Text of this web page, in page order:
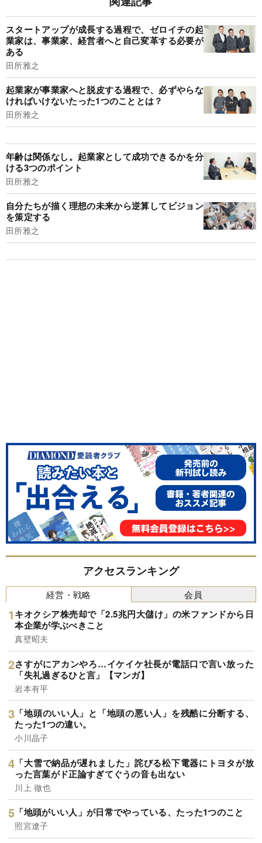
スタートアップが成長する過程で、ゼロイチの起
業家は、事業家、経営者へと自己変革する必要が
ある
田所雅之
起業家が事業家へと脱皮する過程で、必ずやらな
ければいけないたった1つのこととは？
田所雅之
年齢は関係なし。起業家として成功できるかを分
ける3つのポイント
田所雅之
自分たちが描く理想の未来から逆算してビジョン
を策定する
田所雅之
アクセスランキング
経営・戦略
キオクシア株売却で「2.5兆円大儲け」の米ファンドから日
本企業が学ぶべきこと
真壁昭夫
さすがにアカンやろ…イケイケ社長が電話口で言い放った
「失礼過ぎるひと言」【マンガ】
岩本有平
「地頭のいい人」と「地頭の悪い人」を残酷に分断する、
たった1つの違い。
小川晶子
「大雪で納品が遅れました」詫びる松下電器にトヨタが放
った言葉がド正論すぎてぐうの音も出ない
川上 徹也
「地頭がいい人」が日常でやっている、たった1つのこと
照宮遼子
会員